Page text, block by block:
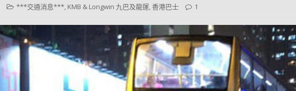
[ 2026-06-22 ]
Adidas FIFA 世界盃 The Yard 巴士巡遊 CITYBUS 城巴
***交通消息***, KMB & Longwin 九巴及龍運,香港巴士 1